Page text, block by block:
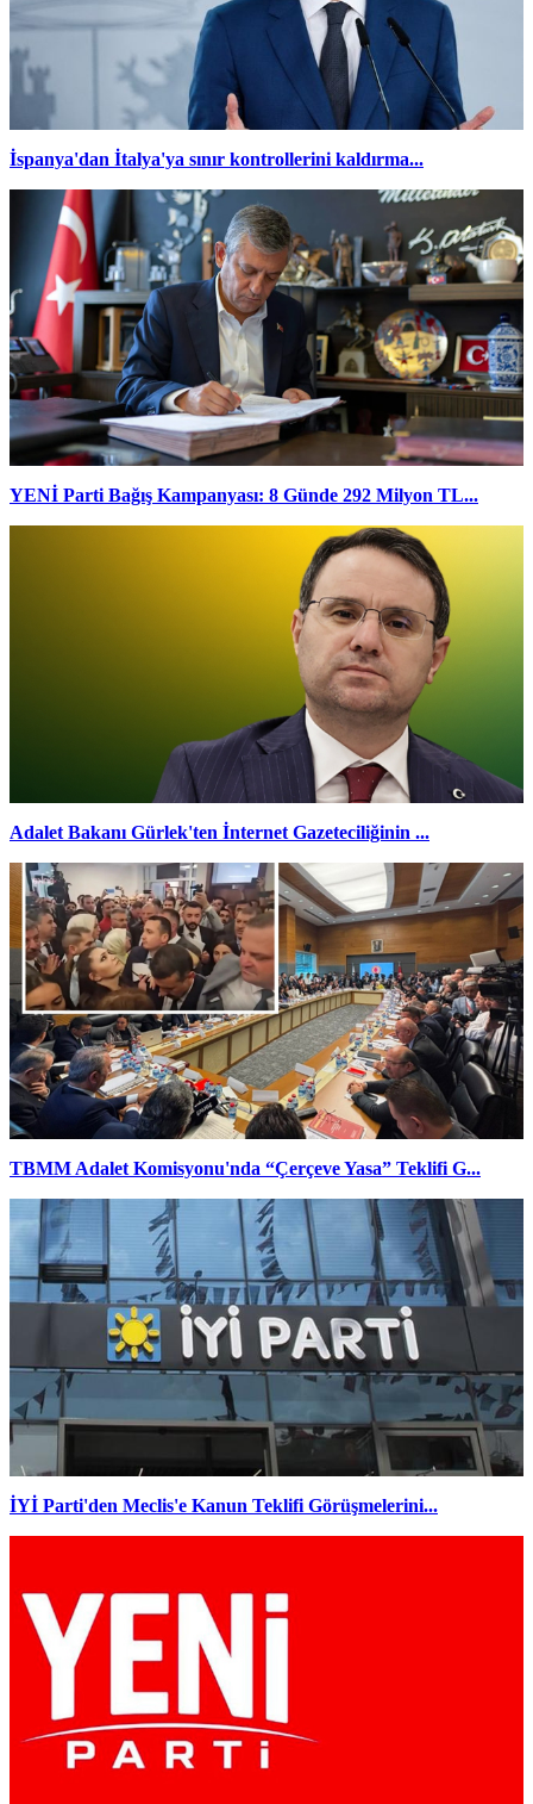
İspanya'dan İtalya'ya sınır kontrollerini kaldırma...
YENİ Parti Bağış Kampanyası: 8 Günde 292 Milyon TL...
Adalet Bakanı Gürlek'ten İnternet Gazeteciliğinin ...
TBMM Adalet Komisyonu'nda “Çerçeve Yasa” Teklifi G...
İYİ Parti'den Meclis'e Kanun Teklifi Görüşmelerini...